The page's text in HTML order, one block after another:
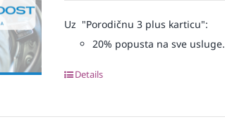
Uz "Porodičnu 3 plus karticu":
20% popusta na sve usluge.
Details